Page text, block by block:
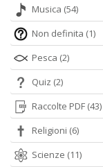
Musica (54)
Non definita (1)
Pesca (2)
Quiz (2)
Raccolte PDF (43)
Religioni (6)
Scienze (11)